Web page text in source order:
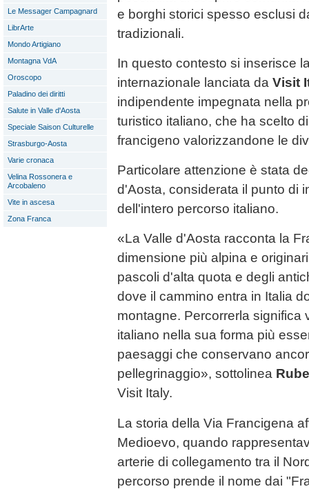
Le Messager Campagnard
LibrArte
Mondo Artigiano
Montagna VdA
Oroscopo
Paladino dei diritti
Salute in Valle d'Aosta
Speciale Saison Culturelle
Strasburgo-Aosta
Varie cronaca
Velina Rossonera e
Arcobaleno
Vite in ascesa
Zona Franca
e borghi storici spesso esclusi
tradizionali.
In questo contesto si inserisce
internazionale lanciata da Visit
indipendente impegnata nella
turistico italiano, che ha scelto
francigeno valorizzandone le
Particolare attenzione è stata
d'Aosta, considerata il punto di
dell'intero percorso italiano.
«La Valle d'Aosta racconta la
dimensione più alpina e
pascoli d'alta quota e degli
dove il cammino entra in Italia
montagne. Percorrerla significa
italiano nella sua forma più
paesaggi che conservano
pellegrinaggio», sottolinea
Visit Italy.
La storia della Via Francigena
Medioevo, quando
arterie di collegamento tra il
percorso prende il nome dai